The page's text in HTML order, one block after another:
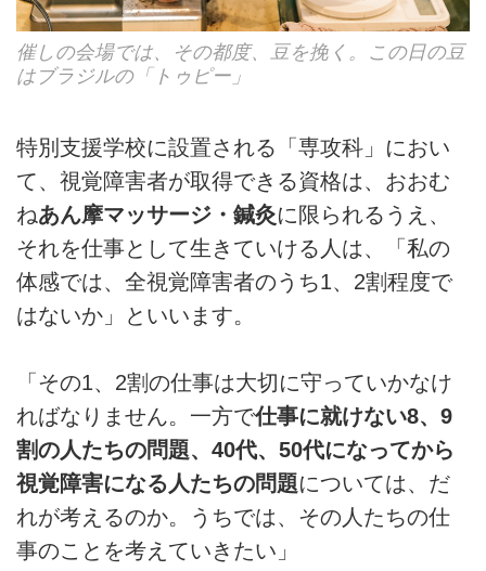
催しの会場では、その都度、豆を挽く。この日の豆
はブラジルの「トゥピー」
特別支援学校に設置される「専攻科」におい
て、視覚障害者が取得できる資格は、おおむ
ねあん摩マッサージ・鍼灸に限られるうえ、
それを仕事として生きていける人は、「私の
体感では、全視覚障害者のうち1、2割程度で
はないか」といいます。
「その1、2割の仕事は大切に守っていかなけ
ればなりません。一方で仕事に就けない8、9
割の人たちの問題、40代、50代になってから
視覚障害になる人たちの問題については、だ
れが考えるのか。うちでは、その人たちの仕
事のことを考えていきたい」